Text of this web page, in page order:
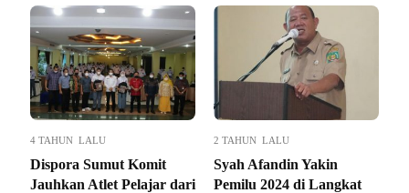
4 TAHUN LALU
Dispora Sumut Komit
Jauhkan Atlet Pelajar dari
2 TAHUN LALU
Syah Afandin Yakin
Pemilu 2024 di Langkat